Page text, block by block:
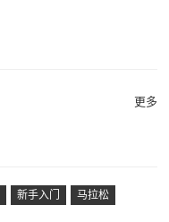
更多
新手入门
马拉松